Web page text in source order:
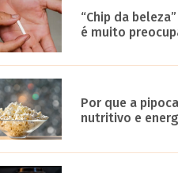
“Chip da
é muito
Por que a
nutritivo e